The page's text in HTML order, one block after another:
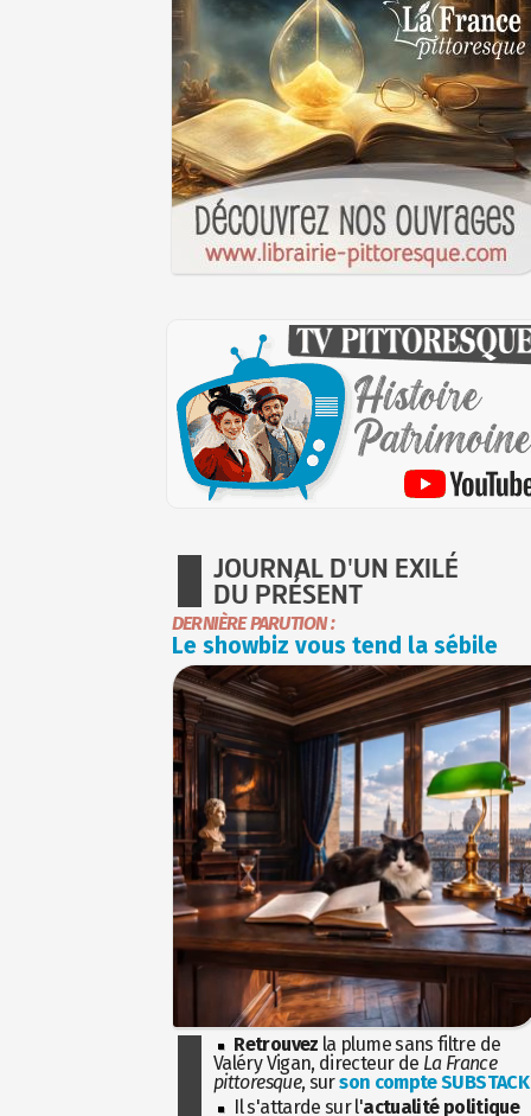
JOURNAL D'UN EXILÉ
DU PRÉSENT
DERNIÈRE PARUTION :
Le showbiz vous tend la sébile
Retrouvez la plume sans filtre de
Valéry Vigan, directeur de La France
pittoresque, surson compte SUBSTACK
Il s'attarde sur l'actualité politique